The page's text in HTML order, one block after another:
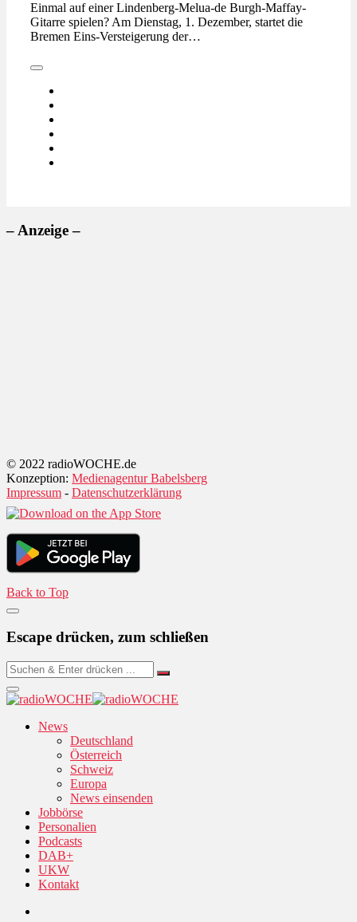
Einmal auf einer Lindenberg-Melua-de Burgh-Maffay-
Gitarre spielen? Am Dienstag, 1. Dezember, startet die
Bremen Eins-Versteigerung der…
– Anzeige –
© 2022 radioWOCHE.de
Konzeption: Medienagentur Babelsberg
Impressum - Datenschutzerklärung
Back to Top
Escape drücken, zum schließen
News
Deutschland
Österreich
Schweiz
Europa
News einsenden
Jobbörse
Personalien
Podcasts
DAB+
UKW
Kontakt